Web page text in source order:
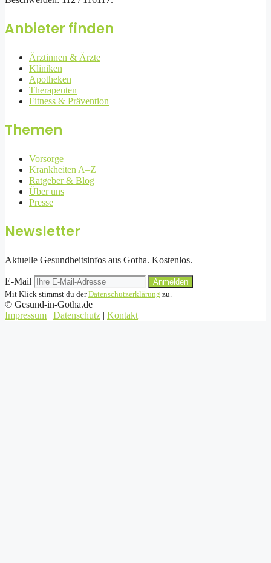
Anbieter finden
Ärztinnen & Ärzte
Kliniken
Apotheken
Therapeuten
Fitness & Prävention
Themen
Vorsorge
Krankheiten A–Z
Ratgeber & Blog
Über uns
Presse
Newsletter
Aktuelle Gesundheitsinfos aus Gotha. Kostenlos.
E-Mail
Anmelden
Mit Klick stimmst du derDatenschutzerklärung zu.
© Gesund-in-Gotha.de
Impressum | Datenschutz | Kontakt